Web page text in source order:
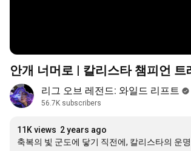
안개 너머로 | 칼리스타 챔피언
리그 오브 레전드: 와일드 리프트
56.7K subscribers
11K views 2 years ago
축복의 빛 군도에 닿기 직전에, 칼리스타의 운